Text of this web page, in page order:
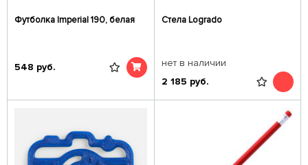
Футболка Imperial 190, белая
548 руб.
Стела Logrado
нет в наличии
2 185 руб.